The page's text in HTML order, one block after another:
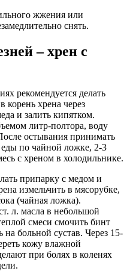
жжения или
снять.
– хрен с
рекомендуется делать
корень хрена через
и залить кипятком.
литр-полтора, воду
остывания принимать
еды по чайной ложке, 2-3
с хреном в холодильнике.
припарку с медом и
измельчить в мясорубке,
(чайная ложка).
л. масла в небольшой
смеси смочить бинт
больной сустав. Через 15-
кожу влажной
при болях в коленях